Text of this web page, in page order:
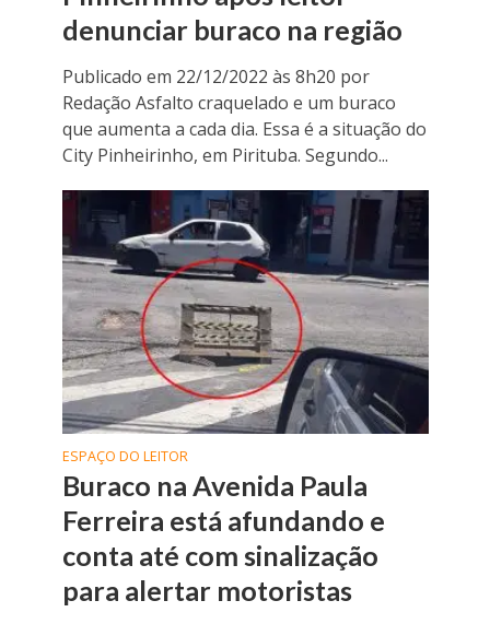
denunciar buraco na região
Publicado em 22/12/2022 às 8h20 por
Redação Asfalto craquelado e um buraco
que aumenta a cada dia. Essa é a situação do
City Pinheirinho, em Pirituba. Segundo...
ESPAÇO DO LEITOR
Buraco na Avenida Paula
Ferreira está afundando e
conta até com sinalização
para alertar motoristas